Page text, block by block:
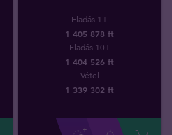
Eladás 1+
1 405 878 ft
Eladás 10+
1 404 526 ft
Vétel
1 339 302 ft